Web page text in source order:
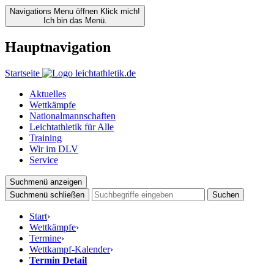
Navigations Menu öffnen Klick mich!
Ich bin das Menü.
Hauptnavigation
Startseite
Aktuelles
Wettkämpfe
Nationalmannschaften
Leichtathletik für Alle
Training
Wir im DLV
Service
Suchmenü anzeigen
Suchmenü schließen
Suchen
Start›
Wettkämpfe›
Termine›
Wettkampf-Kalender›
Termin Detail